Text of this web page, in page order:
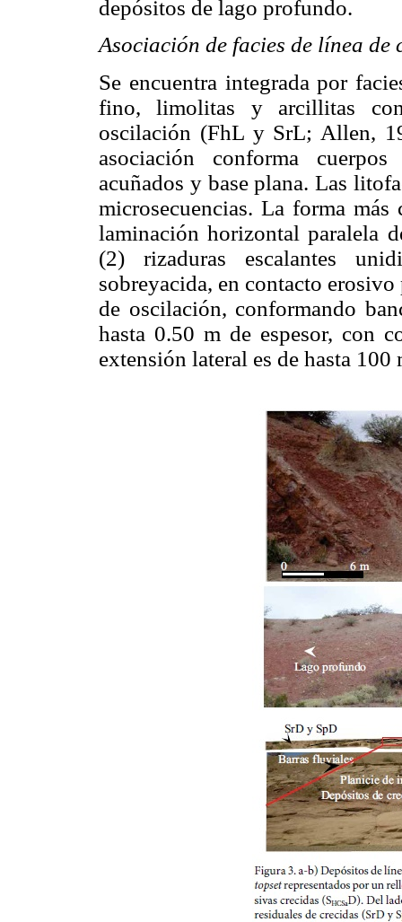
depósitos de lago profundo.
Asociación de facies de línea de
Se encuentra integrada por
fino, limolitas y arcillitas
oscilación (FhL y SrL; Allen,
asociación conforma
acuñados y base plana. Las
microsecuencias. La forma
laminación horizontal paralela
(2) rizaduras escalantes
sobreyacida, en contacto
de oscilación, conformando
hasta 0.50 m de espesor, con
extensión lateral es de hasta 100